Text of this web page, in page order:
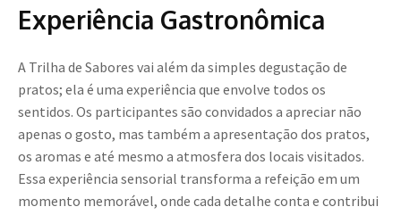
Experiência Gastronômica
A Trilha de Sabores vai além da simples degustação de
pratos; ela é uma experiência que envolve todos os
sentidos. Os participantes são convidados a apreciar não
apenas o gosto, mas também a apresentação dos pratos,
os aromas e até mesmo a atmosfera dos locais visitados.
Essa experiência sensorial transforma a refeição em um
momento memorável, onde cada detalhe conta e contribui